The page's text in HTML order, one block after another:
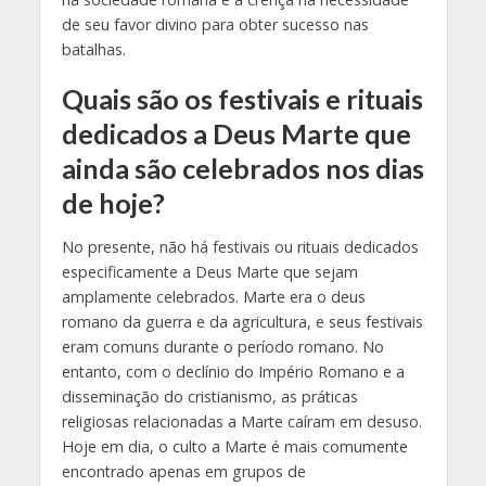
de seu favor divino para obter sucesso nas
batalhas.
Quais são os festivais e rituais
dedicados a Deus Marte que
ainda são celebrados nos dias
de hoje?
No presente, não há festivais ou rituais dedicados
especificamente a Deus Marte que sejam
amplamente celebrados. Marte era o deus
romano da guerra e da agricultura, e seus festivais
eram comuns durante o período romano. No
entanto, com o declínio do Império Romano e a
disseminação do cristianismo, as práticas
religiosas relacionadas a Marte caíram em desuso.
Hoje em dia, o culto a Marte é mais comumente
encontrado apenas em grupos de